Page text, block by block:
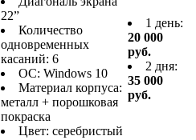
22”
Количество
одновременных
касаний: 6
ОС: Windows 10
Материал корпуса:
металл + порошковая
покраска
Цвет: серебристый
1 день:
20 000
руб.
2 дня:
35 000
руб.